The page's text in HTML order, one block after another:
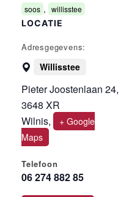
soos , willisstee
LOCATIE
Adresgegevens:
Willisstee
Pieter Joostenlaan 24,
3648 XR
Wilnis,
+ Google
Maps
Telefoon
06 274 882 85